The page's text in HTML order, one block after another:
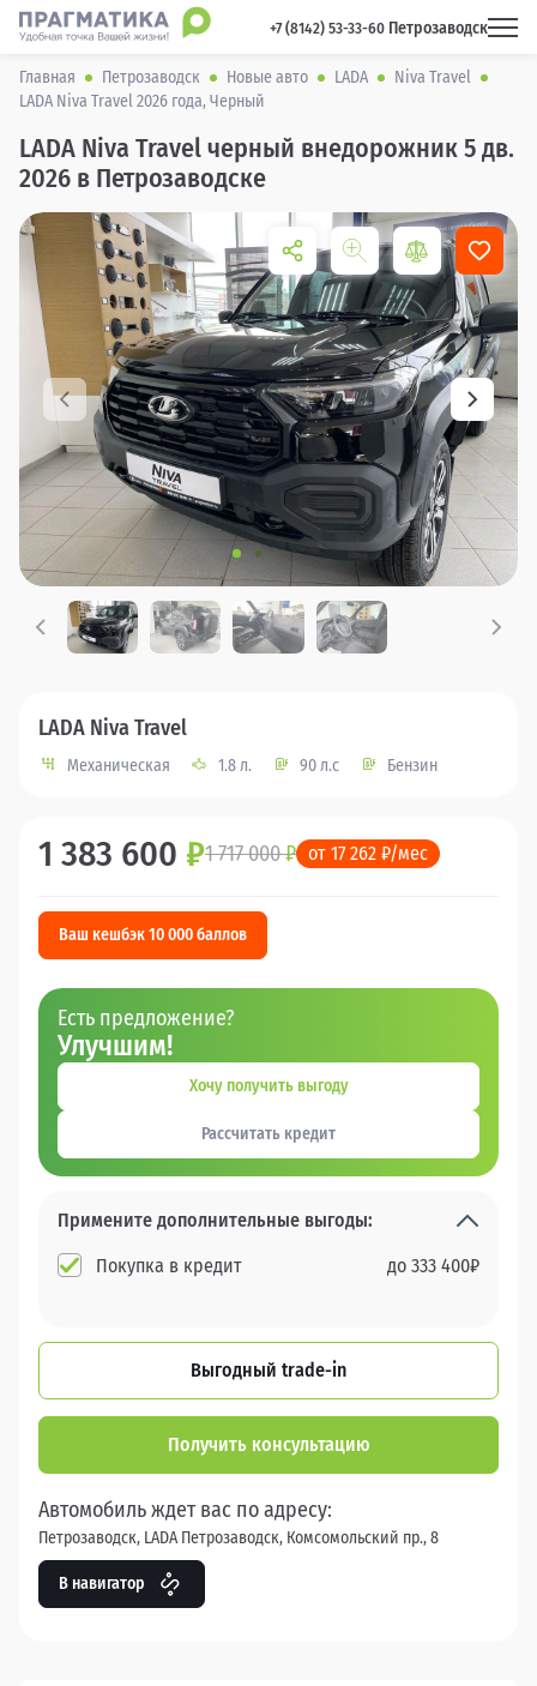
+7 (8142) 53-33-60 Петрозаводск
Главная Петрозаводск Новые авто LADA
Niva Travel
LADA Niva Travel 2026 года, Черный
LADA Niva Travel черный внедорожник 5 дв.
2026 в Петрозаводске
LADA Niva Travel
Механическая 1.8 л. 90 л.с Бензин
1 383 600 ₽1 717 000₽ от 17 262 ₽/мес
Ваш кешбэк 10 000 баллов
Есть предложение?
Улучшим!
Хочу получить выгоду
Рассчитать кредит
Примените дополнительные выгоды:
Покупка в кредит
до 333 400₽
Выгодный trade-in
Получить консультацию
Автомобиль ждет вас по адресу:
Петрозаводск, LADA Петрозаводск, Комсомольский пр., 8
В навигатор